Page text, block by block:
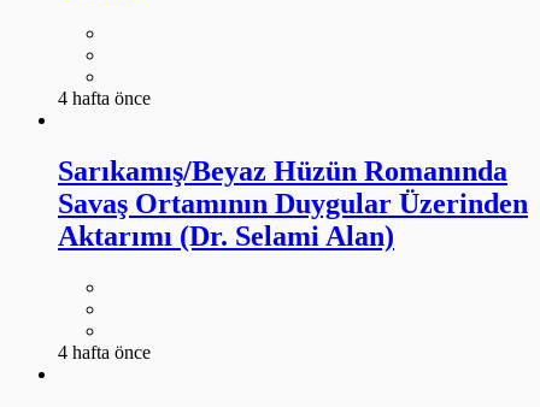
4 hafta önce
Sarıkamış/Beyaz Hüzün Romanında
Savaş Ortamının Duygular Üzerinden
Aktarımı (Dr. Selami Alan)
4 hafta önce